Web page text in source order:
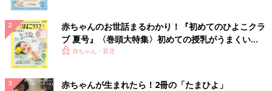
赤ちゃんのお世話まるわかり！『初めてのひよこクラ
ブ 夏号』〈巻頭大特集〉初めての授乳がうまくい
く！ おっぱい・ミルクの基本と夏のトラブル 解決テ
赤ちゃん・育児
赤ちゃんが生まれたら！2冊の「たまひよ」